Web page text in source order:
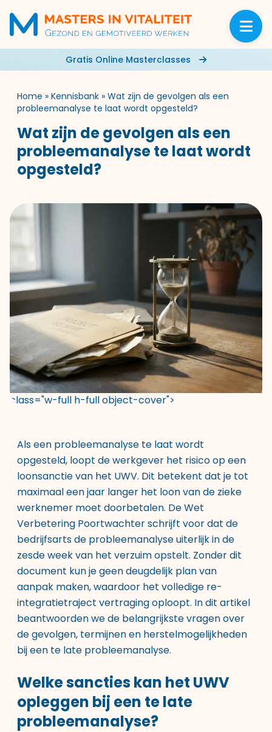
Gratis Online Masterclasses
Home » Kennisbank » Wat zijn de gevolgen als een
probleemanalyse te laat wordt opgesteld?
Wat zijn de gevolgen als een
probleemanalyse te laat wordt
opgesteld?
class="w-full h-full object-cover">
Als een probleemanalyse te laat wordt
opgesteld, loopt de werkgever het risico op een
loonsanctie van het UWV. Dit betekent dat je tot
maximaal een jaar langer het loon van de zieke
werknemer moet doorbetalen. De Wet
Verbetering Poortwachter schrijft voor dat de
bedrijfsarts de probleemanalyse uiterlijk in de
zesde week van het verzuim opstelt. Zonder dit
document kun je geen deugdelijk plan van
aanpak maken, waardoor het volledige re-
integratietraject vertraging oploopt. In dit artikel
beantwoorden we de belangrijkste vragen over
de gevolgen, termijnen en herstelmogelijkheden
bij een te late probleemanalyse.
Welke sancties kan het UWV
opleggen bij een te late
probleemanalyse?